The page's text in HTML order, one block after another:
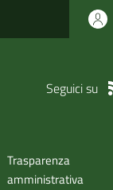
Seguici su
Trasparenza
amministrativa